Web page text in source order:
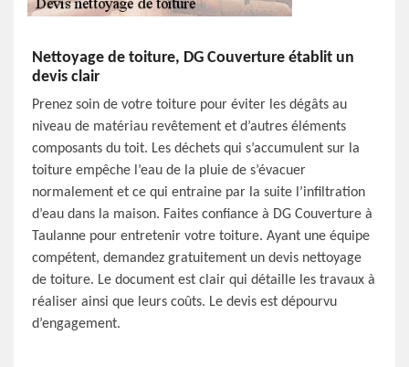
Nettoyage de toiture, DG Couverture établit un
devis clair
Prenez soin de votre toiture pour éviter les dégâts au
niveau de matériau revêtement et d’autres éléments
composants du toit. Les déchets qui s’accumulent sur la
toiture empêche l’eau de la pluie de s’évacuer
normalement et ce qui entraine par la suite l’infiltration
d’eau dans la maison. Faites confiance à DG Couverture à
Taulanne pour entretenir votre toiture. Ayant une équipe
compétent, demandez gratuitement un devis nettoyage
de toiture. Le document est clair qui détaille les travaux à
réaliser ainsi que leurs coûts. Le devis est dépourvu
d’engagement.